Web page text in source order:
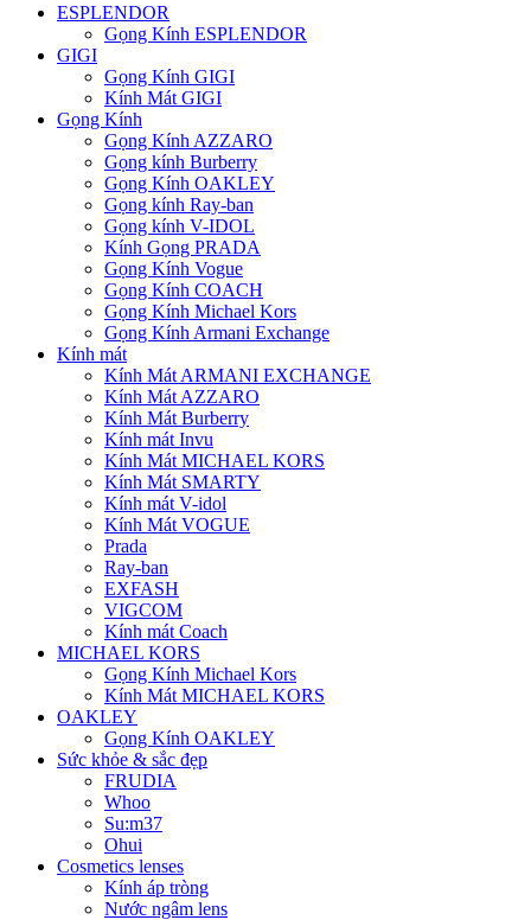
ESPLENDOR
Gọng Kính ESPLENDOR
GIGI
Gọng Kính GIGI
Kính Mát GIGI
Gọng Kính
Gọng Kính AZZARO
Gọng kính Burberry
Gọng Kính OAKLEY
Gọng kính Ray-ban
Gọng kính V-IDOL
Kính Gọng PRADA
Gọng Kính Vogue
Gọng Kính COACH
Gọng Kính Michael Kors
Gọng Kính Armani Exchange
Kính mát
Kính Mát ARMANI EXCHANGE
Kính Mát AZZARO
Kính Mát Burberry
Kính mát Invu
Kính Mát MICHAEL KORS
Kính Mát SMARTY
Kính mát V-idol
Kính Mát VOGUE
Prada
Ray-ban
EXFASH
VIGCOM
Kính mát Coach
MICHAEL KORS
Gọng Kính Michael Kors
Kính Mát MICHAEL KORS
OAKLEY
Gọng Kính OAKLEY
Sức khỏe & sắc đẹp
FRUDIA
Whoo
Su:m37
Ohui
Cosmetics lenses
Kính áp tròng
Nước ngâm lens